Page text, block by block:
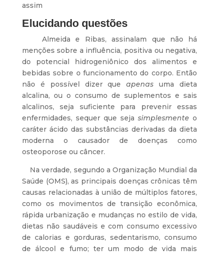
assim
Elucidando questões
Almeida e Ribas, assinalam que não há
menções sobre a influência, positiva ou negativa,
do potencial hidrogeniônico dos alimentos e
bebidas sobre o funcionamento do corpo. Então
não é possível dizer queapenasuma dieta
alcalina, ou o consumo de suplementos e sais
alcalinos, seja suficiente para prevenir essas
enfermidades, sequer que sejasimplesmenteo
caráter ácido das substâncias derivadas da dieta
moderna o causador de doenças como
osteoporose ou câncer.
Na verdade, segundo a Organização Mundial da
Saúde (OMS), as principais doenças crônicas têm
causas relacionadas à união de múltiplos fatores,
como os movimentos de transição econômica,
rápida urbanização e mudanças no estilo de vida,
dietas não saudáveis e com consumo excessivo
de calorias e gorduras, sedentarismo, consumo
de álcool e fumo; ter um modo de vida mais